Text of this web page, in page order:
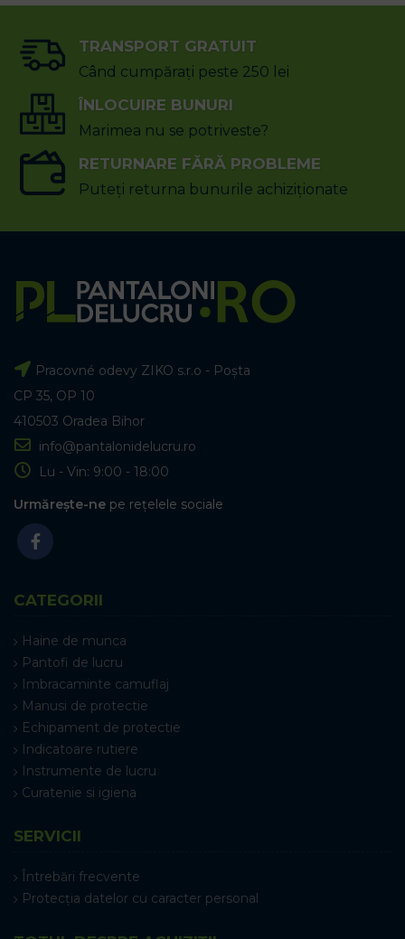
TRANSPORT GRATUIT
Când cumpărați peste 250 lei
ÎNLOCUIRE BUNURI
Marimea nu se potriveste?
RETURNARE FĂRĂ PROBLEME
Puteți returna bunurile achiziționate
Pracovné odevy ZIKO s.r.o - Poșta
CP 35, OP 10
410503 Oradea Bihor
info@pantalonidelucru.ro
Lu - Vin: 9:00 - 18:00
Urmărește-ne pe rețelele sociale
CATEGORII
Haine de munca
Pantofi de lucru
Imbracaminte camuflaj
Manusi de protectie
Echipament de protectie
Indicatoare rutiere
Instrumente de lucru
Curatenie si igiena
SERVICII
Întrebări frecvente
Protecția datelor cu caracter personal